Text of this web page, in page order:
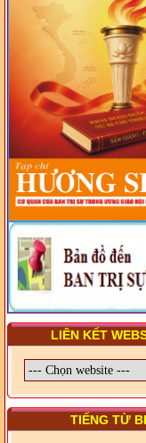
PGHH NHIỆM KỲ VI
2029) CHO TRỊ SỰ
TRUNG ƯƠNG, BAN
DIỆN TỈNH VÀ GIÁO
VIÊN - CHUYÊN ĐỀ:
ĐỜI, BẢN CHẤT,
NĂNG VÀ HÌNH
NƯỚC CHXHCN
LIÊN KẾT
TIẾNG TỪ BI